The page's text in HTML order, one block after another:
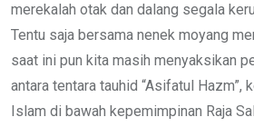
merekalah otak dan dalang segala
Tentu saja bersama nenek moyang
saat ini pun kita masih menyaksikan
antara tentara tauhid “Asifatul Hazm”,
Islam di bawah kepemimpinan Raja